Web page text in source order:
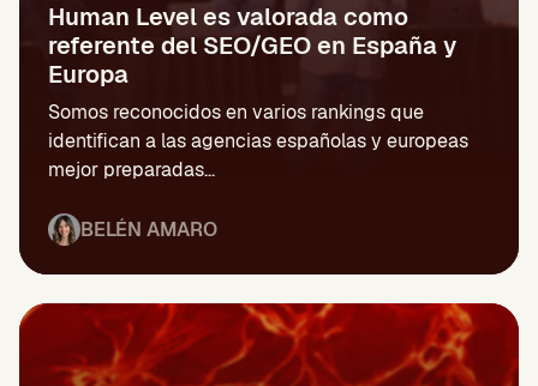
Human Level es valorada como
referente del SEO/GEO en España y
Europa
Somos reconocidos en varios rankings que
identifican a las agencias españolas y europeas
mejor preparadas...
BELÉN AMARO